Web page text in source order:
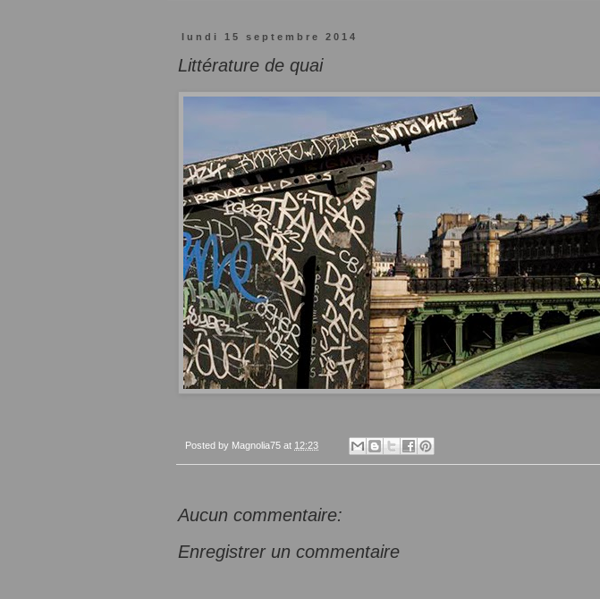
lundi 15 septembre 2014
Littérature de quai
Posted by Magnolia75 at 12:23
Aucun commentaire:
Enregistrer un commentaire